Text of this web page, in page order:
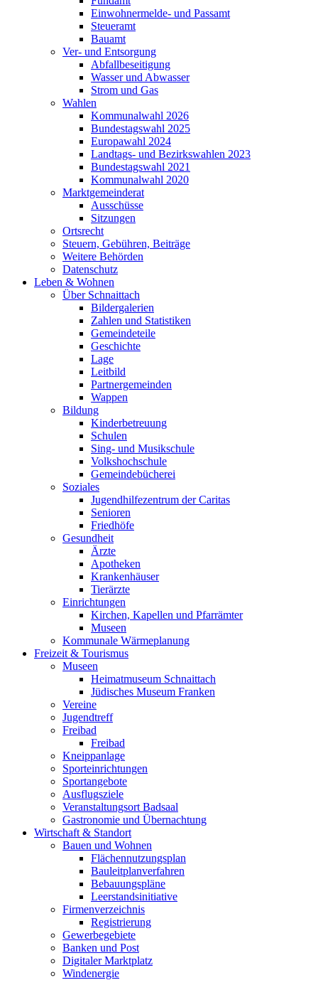
Einwohnermelde- und Passamt
Steueramt
Bauamt
Ver- und Entsorgung
Abfallbeseitigung
Wasser und Abwasser
Strom und Gas
Wahlen
Kommunalwahl 2026
Bundestagswahl 2025
Europawahl 2024
Landtags- und Bezirkswahlen 2023
Bundestagswahl 2021
Kommunalwahl 2020
Marktgemeinderat
Ausschüsse
Sitzungen
Ortsrecht
Steuern, Gebühren, Beiträge
Weitere Behörden
Datenschutz
Leben & Wohnen
Über Schnaittach
Bildergalerien
Zahlen und Statistiken
Gemeindeteile
Geschichte
Lage
Leitbild
Partnergemeinden
Wappen
Bildung
Kinderbetreuung
Schulen
Sing- und Musikschule
Volkshochschule
Gemeindebücherei
Soziales
Jugendhilfezentrum der Caritas
Senioren
Friedhöfe
Gesundheit
Ärzte
Apotheken
Krankenhäuser
Tierärzte
Einrichtungen
Kirchen, Kapellen und Pfarrämter
Museen
Kommunale Wärmeplanung
Freizeit & Tourismus
Museen
Heimatmuseum Schnaittach
Jüdisches Museum Franken
Vereine
Jugendtreff
Freibad
Freibad
Kneippanlage
Sporteinrichtungen
Sportangebote
Ausflugsziele
Veranstaltungsort Badsaal
Gastronomie und Übernachtung
Wirtschaft & Standort
Bauen und Wohnen
Flächennutzungsplan
Bauleitplanverfahren
Bebauungspläne
Leerstandsinitiative
Firmenverzeichnis
Registrierung
Gewerbegebiete
Banken und Post
Digitaler Marktplatz
Windenergie